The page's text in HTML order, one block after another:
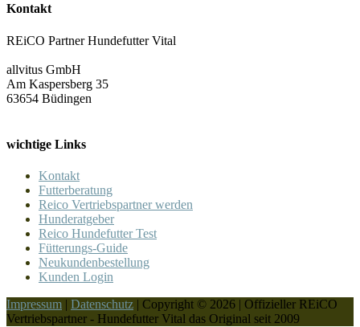
Kontakt
REiCO Partner Hundefutter Vital
allvitus GmbH
Am Kaspersberg 35
63654 Büdingen
wichtige Links
Kontakt
Futterberatung
Reico Vertriebspartner werden
Hunderatgeber
Reico Hundefutter Test
Fütterungs-Guide
Neukundenbestellung
Kunden Login
Impressum | Datenschutz | Copyright © 2026 | Offizieller REiCO
Vertriebspartner - Hundefutter Vital das Original seit 2009